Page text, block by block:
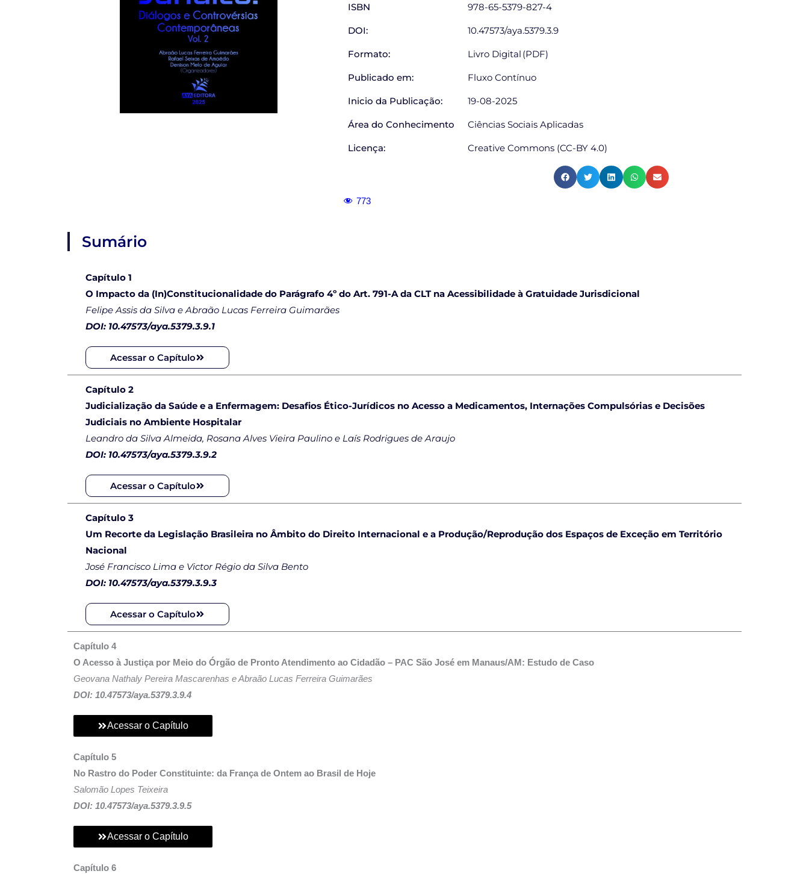
ISBN 978-65-5379-827-4
DOI: 10.47573/aya.5379.3.9
Formato: Livro Digital (PDF)
Publicado em: Fluxo Contínuo
Inicio da Publicação: 19-08-2025
Área do Conhecimento Ciências Sociais Aplicadas
Licença: Creative Commons (CC-BY 4.0)
773
Sumário
Capítulo 1
O Impacto da (In)Constitucionalidade do Parágrafo 4º do Art. 791-A da CLT na Acessibilidade à Gratuidade Jurisdicional
Felipe Assis da Silva e Abraão Lucas Ferreira Guimarães
DOI: 10.47573/aya.5379.3.9.1
Acessar o Capítulo
Capítulo 2
Judicialização da Saúde e a Enfermagem: Desafios Ético-Jurídicos no Acesso a Medicamentos, Internações Compulsórias e Decisões
Judiciais no Ambiente Hospitalar
Leandro da Silva Almeida, Rosana Alves Vieira Paulino e Laís Rodrigues de Araujo
DOI: 10.47573/aya.5379.3.9.2
Acessar o Capítulo
Capítulo 3
Um Recorte da Legislação Brasileira no Âmbito do Direito Internacional e a Produção/Reprodução dos Espaços de Exceção em Território
Nacional
José Francisco Lima e Victor Régio da Silva Bento
DOI: 10.47573/aya.5379.3.9.3
Acessar o Capítulo
Capítulo 4
O Acesso à Justiça por Meio do Órgão de Pronto Atendimento ao Cidadão – PAC São José em Manaus/AM: Estudo de Caso
Geovana Nathaly Pereira Mascarenhas e Abraão Lucas Ferreira Guimarães
DOI: 10.47573/aya.5379.3.9.4
Acessar o Capítulo
Capítulo 5
No Rastro do Poder Constituinte: da França de Ontem ao Brasil de Hoje
Salomão Lopes Teixeira
DOI: 10.47573/aya.5379.3.9.5
Acessar o Capítulo
Capítulo 6